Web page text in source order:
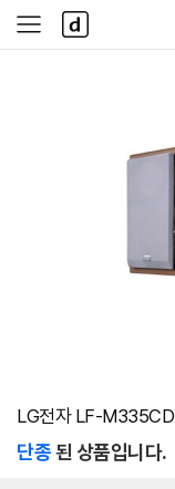
사
이
다
나
와
LG전자 LF-M335CD
단종된 상품입니다.